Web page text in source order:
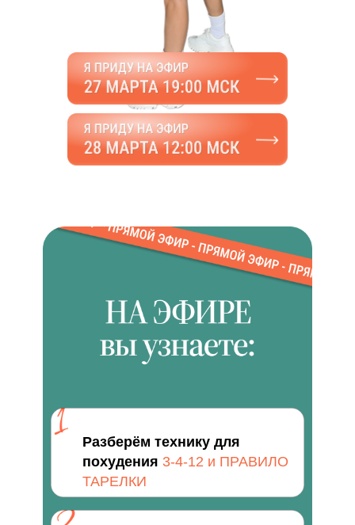
Разберём технику для
похудения 3-4-12 и ПРАВИЛО
ТАРЕЛКИ